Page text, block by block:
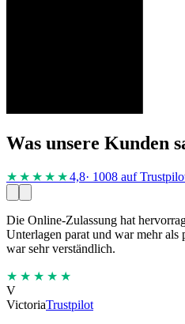
Was unsere Kunden
★★★★ ★4,8· 1008 auf
Die Online-Zulassung hat
Unterlagen parat und war mehr
war sehr verständlich.
★★★★★
V
VictoriaTrustpilot